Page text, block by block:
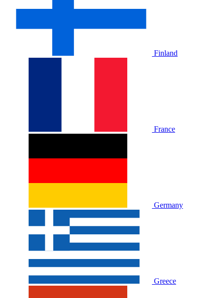
Finland
France
Germany
Greece